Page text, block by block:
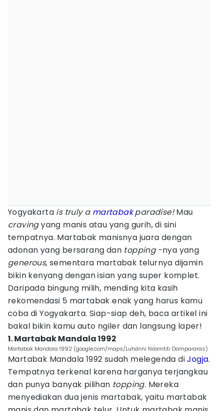
Yogyakarta is truly a martabakparadise!Mau
cravingyang manis atau yang gurih, di sini
tempatnya. Martabak manisnya juara dengan
adonan yang bersarang dan topping-nya yang
generous, sementara martabak telurnya dijamin
bikin kenyang dengan isian yang super komplet.
Daripada bingung milih, mending kita kasih
rekomendasi 5 martabak enak yang harus kamu
coba di Yogyakarta. Siap-siap deh, baca artikel ini
bakal bikin kamu auto ngiler dan langsung laper!
1. Martabak Mandala 1992
Martabak Mandala 1992 (google.com/maps/Luhdrini Nilamtiti Dampararas)
Martabak Mandala 1992 sudah melegenda diJogja.
Tempatnya terkenal karena harganya terjangkau
dan punya banyak pilihan topping. Mereka
menyediakan dua jenis martabak, yaitu martabak